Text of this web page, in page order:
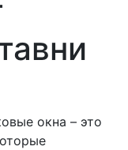
окна – это